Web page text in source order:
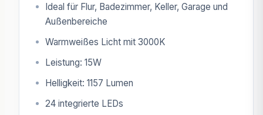
Ideal für Flur, Badezimmer, Keller, Garage und
Außenbereiche
Warmweißes Licht mit 3000K
Leistung: 15W
Helligkeit: 1157 Lumen
24 integrierte LEDs